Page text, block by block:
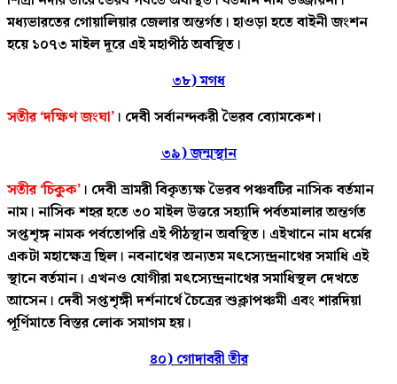
মধ্যভারতের গোয়ালিয়ার জেলার অন্তর্গত। হাওড়া হতে বাইনী জংশন
হয়ে ১০৭৩ মাইল দূরে এই মহাপীঠ অবস্থিত।
৩৮) মগধ
সতীর ‘দক্ষিণ জংঘা’ । দেবী সর্বানন্দকরী ভৈরব ব্যোমকেশ।
৩৯) জন্মস্থান
সতীর ‘চিকুক’ । দেবী ভ্রামরী বিকৃত্যক্ষ ভৈরব পঞ্চবটির নাসিক বর্তমান
নাম। নাসিক শহর হতে ৩০ মাইল উত্তরে সহ্যাদি পর্বতমালার অন্তর্গত
সপ্তশৃঙ্গ নামক পর্বতোপরি এই পীঠস্থান অবস্থিত। এইখানে নাম ধর্মের
একটা মহাক্ষেত্র ছিল। নবনাথের অন্যতম মৎস্যেন্দ্রনাথের সমাধি এই
স্থানে বর্তমান। এখনও যোগীরা মৎস্যেন্দ্রনাথের সমাধিস্থল দেখতে
আসেন। দেবী সপ্তশৃঙ্গী দর্শনার্থে চৈত্রের শুক্লাপঞ্চমী এবং শারদিয়া
পূর্ণিমাতে বিস্তর লোক সমাগম হয়।
৪০) গোদাবরী তীর